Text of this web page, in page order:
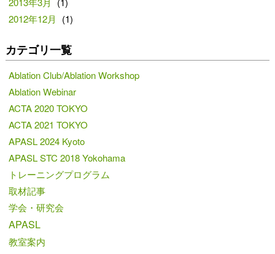
2012年12月
(1)
カテゴリ一覧
Ablation Club/Ablation Workshop
Ablation Webinar
ACTA 2020 TOKYO
ACTA 2021 TOKYO
APASL 2024 Kyoto
APASL STC 2018 Yokohama
トレーニングプログラム
取材記事
学会・研究会
APASL
教室案内